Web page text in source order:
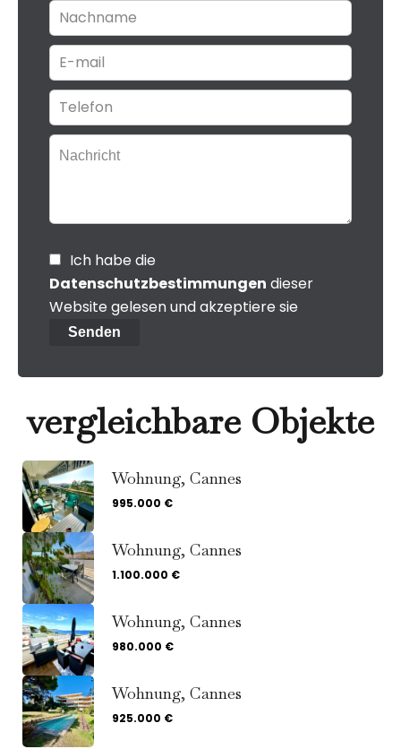
Ich habe die
Datenschutzbestimmungen dieser
Website gelesen und akzeptiere sie
Senden
vergleichbare Objekte
Wohnung, Cannes
995.000 €
Wohnung, Cannes
1.100.000 €
Wohnung, Cannes
980.000 €
Wohnung, Cannes
925.000 €